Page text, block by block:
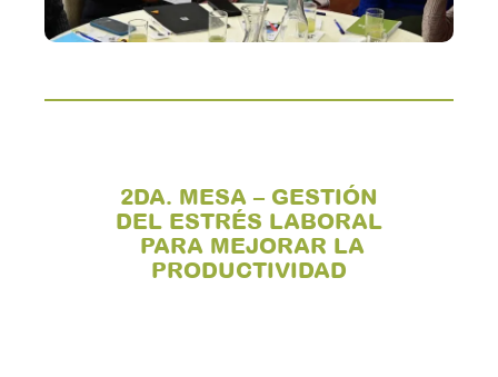
2DA. MESA – GESTIÓN
DEL ESTRÉS LABORAL
PARA MEJORAR LA
PRODUCTIVIDAD